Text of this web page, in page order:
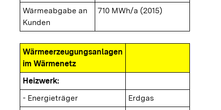
Wärmeabgabe an
Kunden
710 MWh/a (2015)
Wärmeerzeugungsanlagen
im Wärmenetz
Heizwerk:
- Energieträger
Erdgas